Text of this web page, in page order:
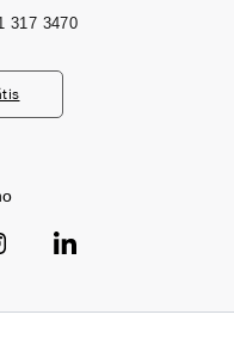
317 3470